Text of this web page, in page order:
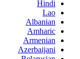
Hindi
Lao
Albanian
Amharic
Armenian
Azerbaijani